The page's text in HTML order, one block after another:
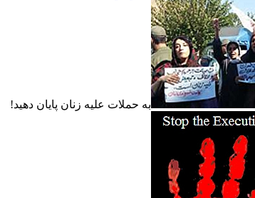
به حملات عليه زنان پايان دهيد!